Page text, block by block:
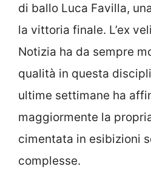
di ballo Luca Favilla,
la vittoria finale. L’ex
Notizia ha da sempre
qualità in questa
ultime settimane ha
maggiormente la
cimentata in esibizioni
complesse.